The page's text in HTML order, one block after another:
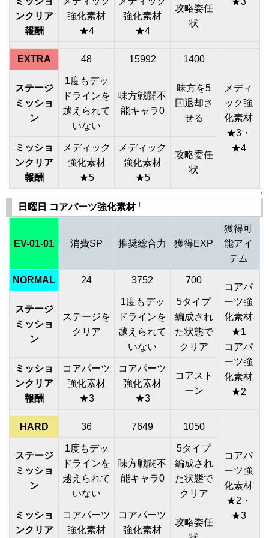
ンクリア
報酬
強化素材
★4
強化素材
★4
攻略委任
状
EXTRA 48 15992 1400
メディ
ック強
化素材
★3・
★4
ステージ
ミッショ
ン
1度もデッ
ドラインを
越えられて
いない
味方戦闘不
能キャラ0
味方を5
回退却さ
せる
ミッショ
ンクリア
報酬
メディック
強化素材
★5
メディック
強化素材
★5
攻略委任
状
↑
日曜日 コアパーツ強化素材 †
EV-01-01 消費SP 推奨総合力 獲得EXP
獲得可
能アイ
テム
NORMAL 24 3752 700
コアパ
ーツ強
化素材
★1
コアパ
ーツ強
化素材
★2
ステージ
ミッショ
ン
ステージを
クリア
1度もデッ
ドラインを
越えられて
いない
5タイプ
編成され
た状態で
クリア
ミッショ
ンクリア
報酬
コアパーツ
強化素材
★3
コアパーツ
強化素材
★3
コアスト
ーン
HARD 36 7649 1050
コアパ
ーツ強
化素材
★2・
★3
ステージ
ミッショ
ン
1度もデッ
ドラインを
越えられて
いない
味方戦闘不
能キャラ0
5タイプ
編成され
た状態で
クリア
ミッショ
ンクリア
コアパーツ
強化素材
コアパーツ
強化素材
攻略委任